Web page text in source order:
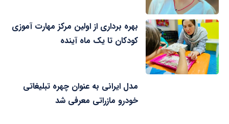
بهره برداری از اولین مرکز مهارت آموزی
کودکان تا یک ماه آینده
مدل ایرانی به عنوان چهره تبلیغاتی
خودرو مازراتی معرفی شد